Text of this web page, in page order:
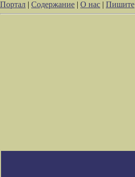
Портал | Содержание | О нас | Пишите